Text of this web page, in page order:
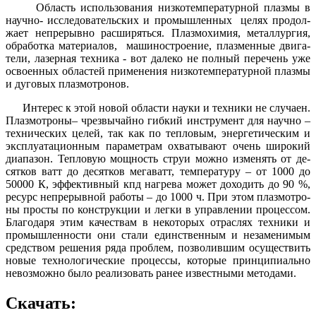
Об­ласть ис­поль­зо­ва­ния низ­ко­тем­пе­ра­тур­ной плаз­мы в
науч­но- исс­ле­до­ва­тельских и про­мыш­лен­ных це­лях про­дол­
жа­ет неп­ре­рыв­но рас­ши­рять­ся. Плаз­мо­хи­мия, ме­тал­лур­гия,
об­ра­бот­ка ма­те­ри­а­лов, ма­ши­ност­ро­е­ние, плаз­мен­ные дви­га­
те­ли, ла­зер­ная тех­ни­ка - вот да­ле­ко не пол­ный пе­ре­чень уже
ос­во­ен­ных об­лас­тей при­ме­не­ния низ­ко­тем­пе­ра­тур­ной плаз­мы
и ду­го­вых плаз­мот­ро­нов.
Ин­те­рес к этой но­вой об­лас­ти нау­ки и тех­ни­ки не слу­ча­ен.
Плаз­мот­ро­ны– чрез­вы­чай­но гиб­кий инст­ру­мент для науч­но –
тех­ни­чес­ких це­лей, так как по теп­ло­вым, энер­ге­ти­чес­ким и
эксп­лу­а­та­ци­он­ным па­ра­мет­рам ох­ва­ты­ва­ют очень ши­ро­кий
ди­а­па­зон. Теп­ло­вую мощ­ность ст­руи мож­но из­ме­нять от де­
сят­ков ватт до де­сят­ков ме­га­ватт, тем­пе­ра­ту­ру – от 1000 до
50000 К, эф­фек­тив­ный кпд наг­ре­ва мо­жет до­хо­дить до 90 %,
ре­сурс неп­ре­рыв­ной ра­бо­ты – до 1000 ч. При этом плаз­мот­ро­
ны прос­ты по конст­рук­ции и лег­ки в уп­рав­ле­нии про­цес­сом.
Бла­го­да­ря этим ка­чест­вам в не­ко­то­рых от­рас­лях тех­ни­ки и
про­мыш­лен­нос­ти они ста­ли единст­вен­ным и не­за­ме­ни­мым
средст­вом ре­ше­ния ря­да проб­лем, поз­во­лив­шим осу­щест­вить
но­вые тех­но­ло­ги­чес­кие про­цес­сы, ко­то­рые прин­ци­пи­аль­но
не­воз­мож­но бы­ло ре­а­ли­зо­вать ра­нее из­вест­ны­ми ме­то­да­ми.
Скачать: